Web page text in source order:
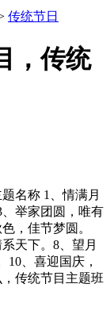
传统节日
，传统
名称 1、情满月
举家团圆，唯有
，佳节梦圆。
天下。8、望月
、喜迎国庆，
传统节目主题班